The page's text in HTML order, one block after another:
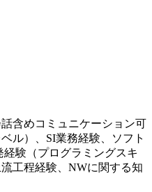
含めコミュニケーション可
ル）、SI業務経験、ソフト
験（プログラミングスキ
工程経験、NWに関する知